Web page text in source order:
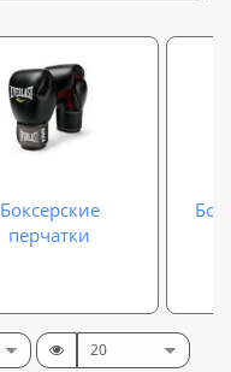
Боксерские
перчатки